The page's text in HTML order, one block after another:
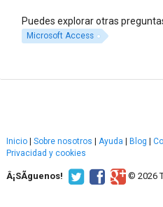
Puedes explorar otras
Microsoft Access
Inicio | Sobre nosotros | Ayuda | Blog |
Privacidad y cookies
Â¡SÃ­guenos! © 2026